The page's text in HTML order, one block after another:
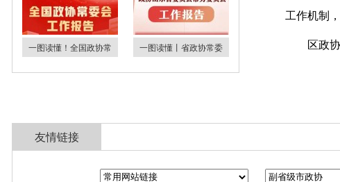
一图读懂！全国政协常 一图读懂丨省政协常委
工作机制
区政
友情链接